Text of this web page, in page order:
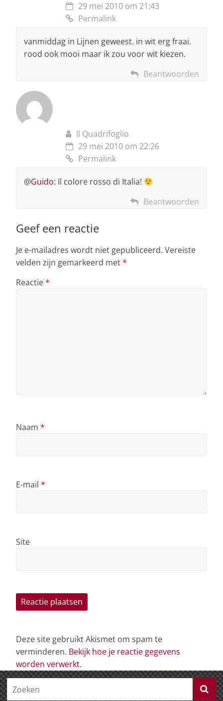
29 mei 2010 om 21:43
Permalink
vanmiddag in Lijnen geweest. in wit erg fraai.
rood ook mooi maar ik zou voor wit kiezen.
Beantwoorden
Il Quadrifoglio
29 mei 2010 om 22:26
Permalink
@Guido: Il colore rosso di Italia!
Beantwoorden
Geef een reactie
Je e-mailadres wordt niet gepubliceerd. Vereiste
velden zijn gemarkeerd met*
Reactie*
Naam *
E-mail *
Site
Deze site gebruikt Akismet om spam te
verminderen. Bekijk hoe je reactie gegevens
worden verwerkt.